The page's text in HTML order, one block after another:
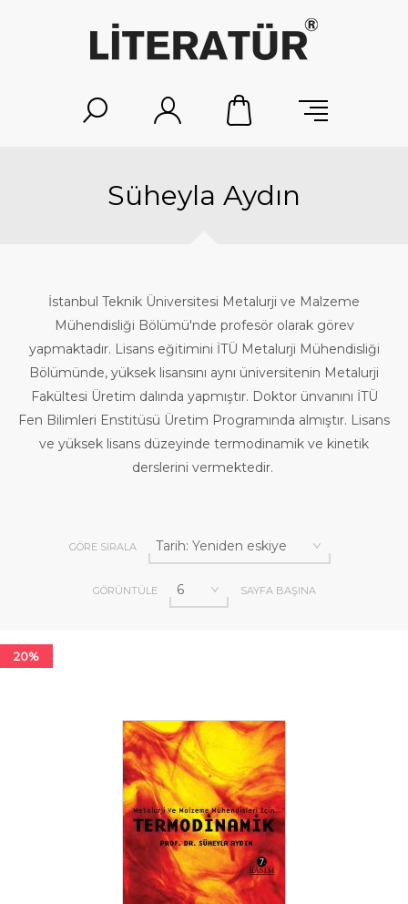
Süheyla Aydın
İstanbul Teknik Üniversitesi Metalurji ve Malzeme
Mühendisliği Bölümü'nde profesör olarak görev
yapmaktadır. Lisans eğitimini İTÜ Metalurji Mühendisliği
Bölümünde, yüksek lisansını aynı üniversitenin Metalurji
Fakültesi Üretim dalında yapmıştır. Doktor ünvanını İTÜ
Fen Bilimleri Enstitüsü Üretim Programında almıştır. Lisans
ve yüksek lisans düzeyinde termodinamik ve kinetik
derslerini vermektedir.
GÖRE SIRALA
GÖRÜNTÜLE SAYFA BAŞINA
20%